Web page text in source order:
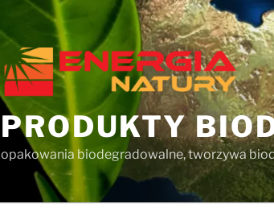
PRODUKTY
opakowania biodegradowalne, tworzywa